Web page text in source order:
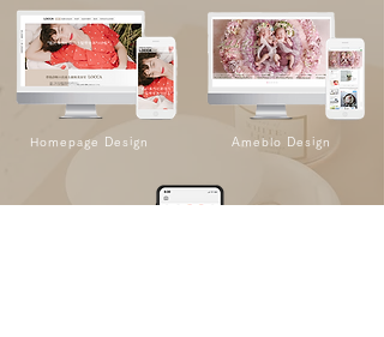
Homepage Design Ameblo Design